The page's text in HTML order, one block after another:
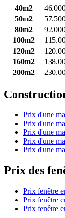
40m2
50m2
80m2
100m2
120m2
160m2
200m2
Prix d'une
Prix d'une
Prix d'une
Prix d'une
Prix d'une
Prix des
Prix fenêtre
Prix fenêtre
Prix fenêtre